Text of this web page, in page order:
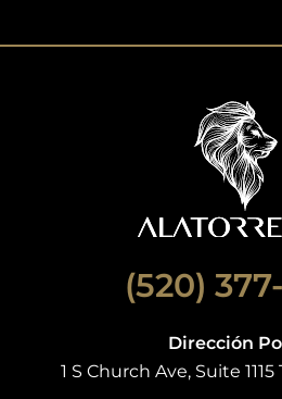
(520)
Dirección
1 S Church Ave, Suite